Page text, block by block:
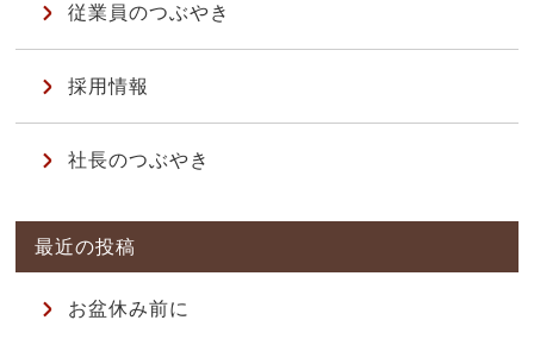
従業員のつぶやき
採用情報
社長のつぶやき
お盆休み前に